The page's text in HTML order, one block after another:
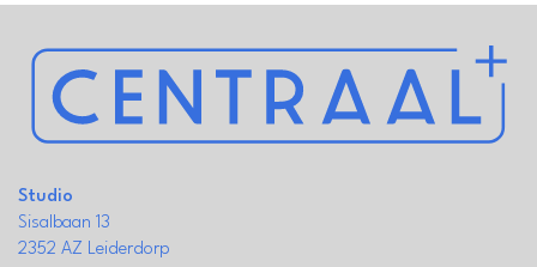
Studio
Sisalbaan 13
2352 AZ Leiderdorp